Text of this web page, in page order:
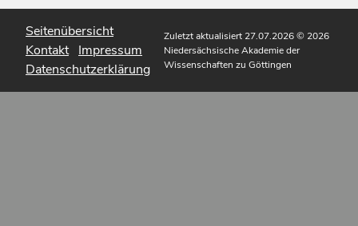
Seitenübersicht
Kontakt Impressum
Datenschutzerklärung
Zuletzt aktualisiert 27.07.2026© 2026
Niedersächsische Akademie der
Wissenschaften zu Göttingen